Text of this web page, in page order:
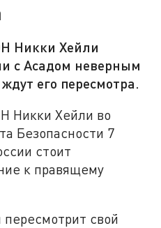
Никки Хейли
с Асадом неверным
его пересмотра.
Никки Хейли во
Безопасности 7
стоит
к правящему
свой